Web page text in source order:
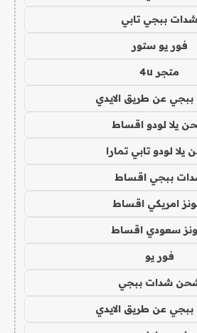
شدات ببجي تابي
فور يو ستور
متجر 4u
عن طريق الايدي
يلا لودو اقساط
لودو تابي تمارا
ببجي اقساط
امريكي اقساط
سعودي اقساط
فور يو
شدات ببجي
عن طريق الايدي